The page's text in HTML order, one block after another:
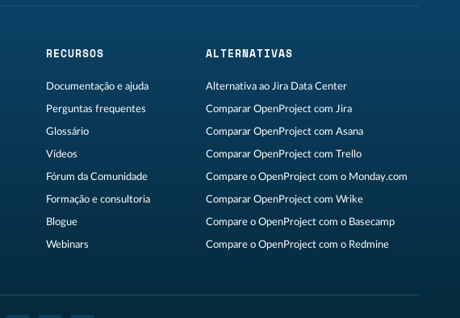
RECURSOS
Documentação e ajuda
Perguntas frequentes
Glossário
Vídeos
Fórum da Comunidade
Formação e consultoria
Blogue
Webinars
ALTERNATIVAS
Alternativa ao Jira Data Center
Comparar OpenProject com Jira
Comparar OpenProject com Asana
Comparar OpenProject com Trello
Compare o OpenProject com o Monday.com
Comparar OpenProject com Wrike
Compare o OpenProject com o Basecamp
Compare o OpenProject com o Redmine